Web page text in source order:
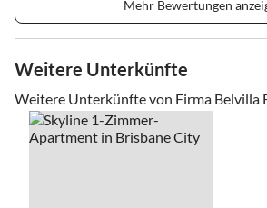
Mehr Bewertungen
Weitere Unterkünfte
Weitere Unterkünfte von Firma Belvilla